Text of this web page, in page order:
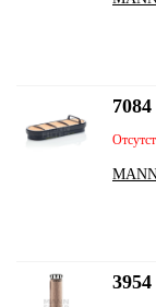
7084
3954